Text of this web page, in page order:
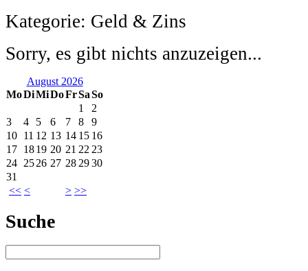
Kategorie: Geld & Zins
Sorry, es gibt nichts anzuzeigen...
August 2026
MoDiMiDoFrSaSo
<< < > >>
1
2
3
4 5 6 7 8
9
10 11 12 13 14 15 16
17 1819 20 21 22 23
24 2526 27 28 2930
31
Suche